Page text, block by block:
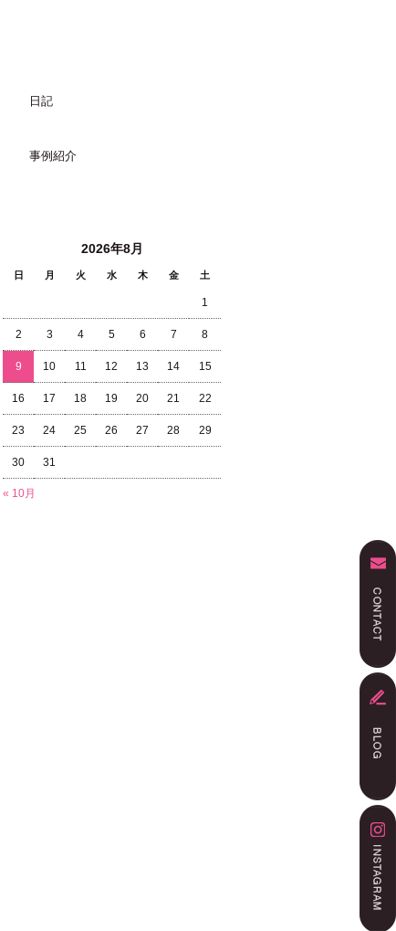
日記
事例紹介
2026年8月
日 月 火 水 木 金 土
« 10月
1
2 3 4 5 6 7 8
9 10 11 12 13 14 15
16 17 18 19 20 21 22
23 24 25 26 27 28 29
30 31